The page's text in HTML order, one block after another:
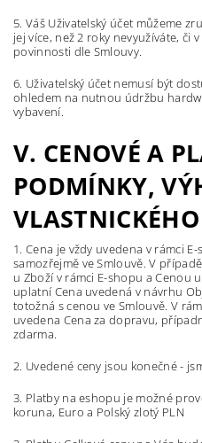
5. Váš Uživatelský účet můžeme
jej více, než 2 roky nevyužíváte, či
povinnosti dle Smlouvy.
6. Uživatelský účet nemusí být
ohledem na nutnou údržbu
vybavení.
V. CENOVÉ A
PODMÍNKY,
1. Cena je vždy uvedena v rámci
samozřejmě ve Smlouvě. V
u Zboží v rámci E-shopu a Cenou
uplatní Cena uvedená v návrhu
totožná s cenou ve Smlouvě. V
uvedena Cena za dopravu,
zdarma.
2. Uvedené ceny jsou konečné -
3. Platby na eshopu je možné
koruna, Euro a Polský zlotý PLN